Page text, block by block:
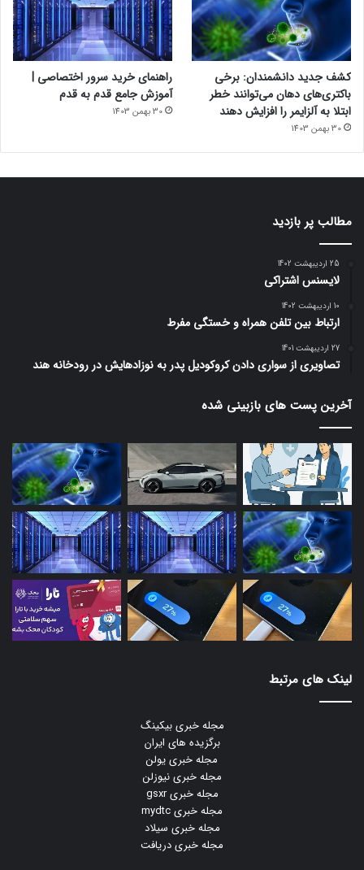
کشف جدید دانشمندان: برخی
باکتری‌های دهان می‌توانند خطر
ابتلا به آلزایمر را افزایش دهند
30 بهمن 1403
راهنمای خرید سرور اختصاصی |
آموزش جامع قدم به قدم
30 بهمن 1403
مطالب پر بازدید
25 اردیبهشت 1402
لایسنس اشتراکی
10 اردیبهشت 1402
ارتباط بین تلفن همراه و خستگی مفرط
27 اردیبهشت 1401
تصاویری از سواری دادن کروکودیل پدر به نوزادهایش در رودخانه هند
آخرین پست های بازبینی شده
لینک های مرتبط
مجله خبری بیکینگ
برگزیده های ایران
مجله خبری یولن
مجله خبری نیوزلن
مجله خبری gsxr
مجله خبری mydtc
مجله خبری سیلاد
مجله خبری دریافت